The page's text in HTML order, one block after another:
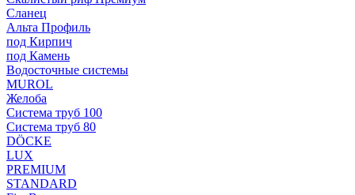
Сланец
Альта Профиль
под Кирпич
под Камень
Водосточные системы
MUROL
Желоба
Система труб 100
Система труб 80
DÖCKE
LUX
PREMIUM
STANDARD